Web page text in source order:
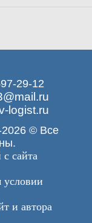
29-12
logist.ru
2026 © Все
сайта
условии
и автора